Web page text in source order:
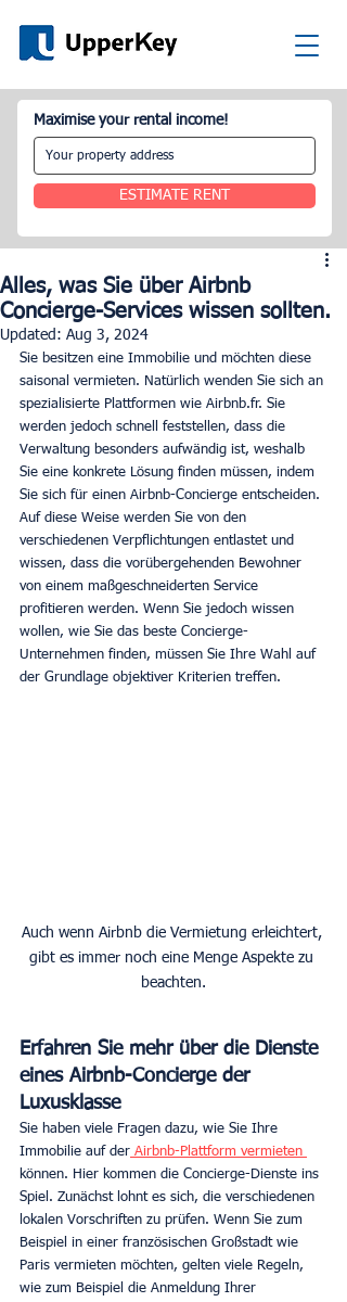
Maximise your rental income!
ESTIMATE RENT
Alles, was Sie über Airbnb
Concierge-Services wissen sollten.
Updated: Aug 3, 2024
Sie besitzen eine Immobilie und möchten diese
saisonal vermieten. Natürlich wenden Sie sich an
spezialisierte Plattformen wie Airbnb.fr. Sie
werden jedoch schnell feststellen, dass die
Verwaltung besonders aufwändig ist, weshalb
Sie eine konkrete Lösung finden müssen, indem
Sie sich für einen Airbnb-Concierge entscheiden.
Auf diese Weise werden Sie von den
verschiedenen Verpflichtungen entlastet und
wissen, dass die vorübergehenden Bewohner
von einem maßgeschneiderten Service
profitieren werden. Wenn Sie jedoch wissen
wollen, wie Sie das beste Concierge-
Unternehmen finden, müssen Sie Ihre Wahl auf
der Grundlage objektiver Kriterien treffen.
Auch wenn Airbnb die Vermietung erleichtert,
gibt es immer noch eine Menge Aspekte zu
beachten.
Erfahren Sie mehr über die Dienste
eines Airbnb-Concierge der
Luxusklasse
Sie haben viele Fragen dazu, wie Sie Ihre
Immobilie auf der Airbnb-Plattform vermieten
können. Hier kommen die Concierge-Dienste ins
Spiel. Zunächst lohnt es sich, die verschiedenen
lokalen Vorschriften zu prüfen. Wenn Sie zum
Beispiel in einer französischen Großstadt wie
Paris vermieten möchten, gelten viele Regeln,
wie zum Beispiel die Anmeldung Ihrer